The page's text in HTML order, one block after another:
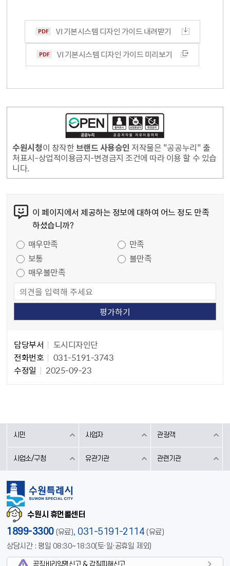
VI 기본시스템 디자인 가이드 내려받기
VI 기본시스템 디자인 가이드 미리보기
수원시청이 창작한브랜드 사용승인 저작물은 "공공누리" 출
처표시-상업적이용금지-변경금지 조건에 따라 이용 할 수 있습
니다.
이 페이지에서 제공하는 정보에 대하여 어느 정도 만족
하셨습니까?
매우만족
만족
보통
불만족
매우불만족
담당부서
도시디자인단
전화번호
031-5191-3743
수정일
2025-09-23
시민 사업자 관광객
사업소/구청 유관기관 관련기관
수원시 휴먼콜센터
1899-3300 (유료), 031-5191-2114 (유료)
상담시간 : 평일 08:30~18:30(토·일·공휴일 제외)
공직비리익명신고 & 갑질피해신고